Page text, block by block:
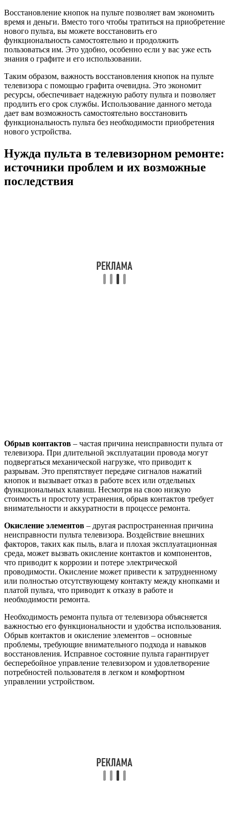
Восстановление кнопок на пульте позволяет вам экономить
время и деньги. Вместо того чтобы тратиться на приобретение
нового пульта, вы можете восстановить его
функциональность самостоятельно и продолжить
пользоваться им. Это удобно, особенно если у вас уже есть
знания о графите и его использовании.
Таким образом, важность восстановления кнопок на пульте
телевизора с помощью графита очевидна. Это экономит
ресурсы, обеспечивает надежную работу пульта и позволяет
продлить его срок службы. Использование данного метода
дает вам возможность самостоятельно восстановить
функциональность пульта без необходимости приобретения
нового устройства.
Нужда пульта в телевизорном ремонте:
источники проблем и их возможные
последствия
Обрыв контактов – частая причина неисправности пульта от
телевизора. При длительной эксплуатации провода могут
подвергаться механической нагрузке, что приводит к
разрывам. Это препятствует передаче сигналов нажатий
кнопок и вызывает отказ в работе всех или отдельных
функциональных клавиш. Несмотря на свою низкую
стоимость и простоту устранения, обрыв контактов требует
внимательности и аккуратности в процессе ремонта.
Окисление элементов – другая распространенная причина
неисправности пульта телевизора. Воздействие внешних
факторов, таких как пыль, влага и плохая эксплуатационная
среда, может вызвать окисление контактов и компонентов,
что приводит к коррозии и потере электрической
проводимости. Окисление может привести к затрудненному
или полностью отсутствующему контакту между кнопками и
платой пульта, что приводит к отказу в работе и
необходимости ремонта.
Необходимость ремонта пульта от телевизора объясняется
важностью его функциональности и удобства использования.
Обрыв контактов и окисление элементов – основные
проблемы, требующие внимательного подхода и навыков
восстановления. Исправное состояние пульта гарантирует
бесперебойное управление телевизором и удовлетворение
потребностей пользователя в легком и комфортном
управлении устройством.